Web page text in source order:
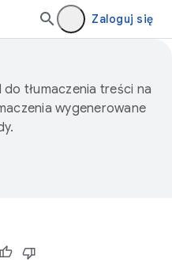
Zaloguj się
tłumaczenia treści na
wygenerowane